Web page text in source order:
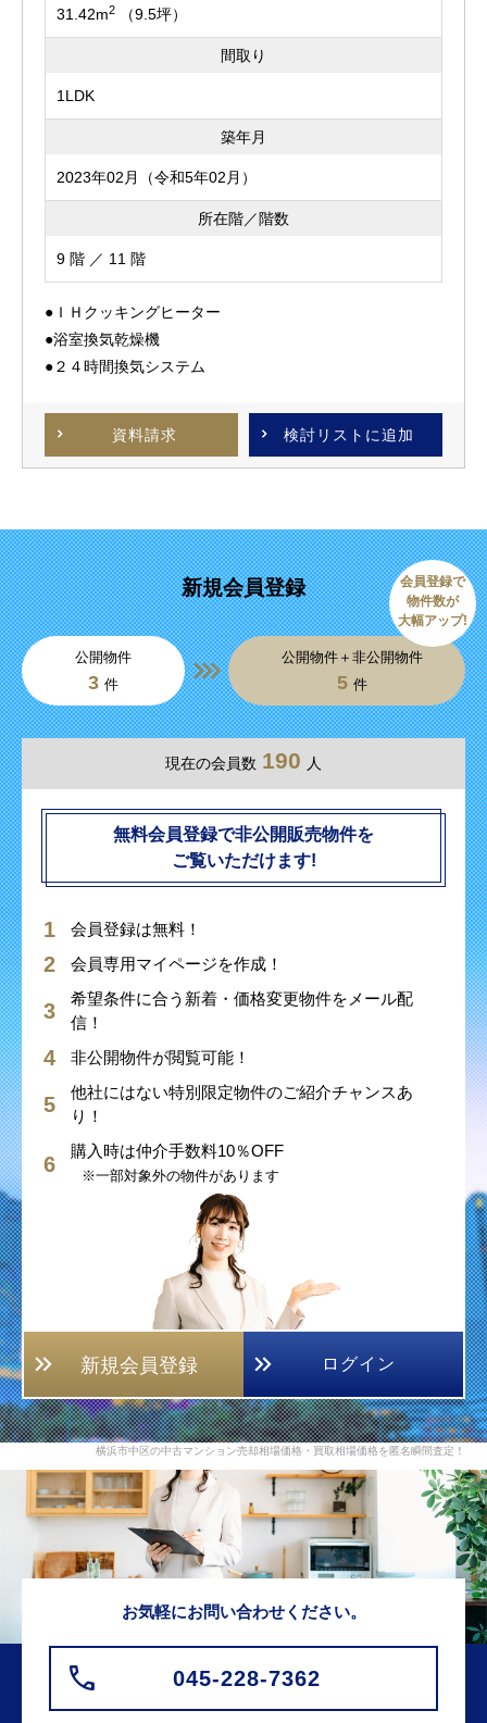
31.42m2 （9.5坪）
間取り
1LDK
築年月
2023年02月（令和5年02月）
所在階／階数
9 階 ／ 11 階
資料請求 検討リスト に追加
●ＩＨクッキングヒーター
●浴室換気乾燥機
●２４時間換気システム
新規会員登録
公開物件
3 件
公開物件＋非公開物件
5 件
会員登録で
物件数が
大幅アップ!
現在の会員数 190 人
無料会員登録で非公開販売物件を
ご覧いただけます!
会員登録は無料！
会員専用マイページを作成！
希望条件に合う新着・価格変更物件をメール配
信！
非公開物件が閲覧可能！
他社にはない特別限定物件のご紹介チャンスあ
り！
購入時は仲介手数料10％OFF
※一部対象外の物件があります
新規会員登録 ログイン
横浜市中区の中古マンション売却相場価格・買取相場価格を匿名瞬間査定！
お気軽にお問い合わせください。
045-228-7362